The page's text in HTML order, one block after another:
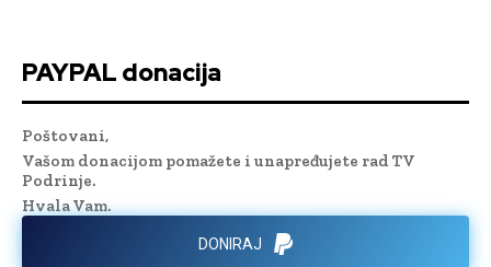
PAYPAL donacija
Poštovani,
Vašom donacijom pomažete i unapređujete rad TV
Podrinje.
Hvala Vam.
DONIRAJ